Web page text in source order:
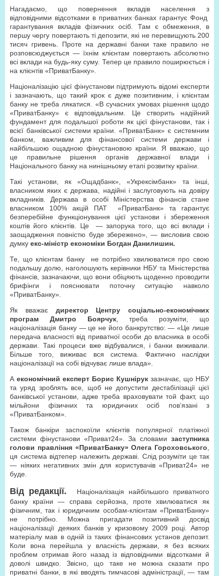
Нагадаємо, що повернення вкладів населення з
відповідними відсотками в приватних банках гарантує Фонд
гарантування вкладів фізичних осіб. Там є обмеження, в
першу чергу повертають ті депозити, які не перевищують 200
тисяч гривень. Проте на державні банки таке правило не
розповсюджується — їхнім клієнтам повертають абсолютно
всі вклади на будь-яку суму. Тепер це правило поширюється і
на клієнтів «ПриватБанку».
Націоналізацію цієї фінустанови підтримують відомі експерти
і зазначають, що такий крок є дуже позитивним, і клієнтам
банку не треба лякатися. «В сучасних умовах рішення щодо
«ПриватБанку» є відповідальним. Це створить надійний
фундамент для подальшої роботи як цієї фінустанови, так і
всієї банківської системи країни. «ПриватБанк» є системним
банком, важливим для фінансової системи держави і
найбільшою ощадною фінустановою країни. Я вважаю, що
це правильне рішення органів державної влади і
Національного банку на нинішньому етапі розвитку країни.
Такі установи, як «Ощадбанк», «Укрексімбанк» та інші,
власником яких є держава, надійні і заслуговують на довіру
вкладників. Держава в особі Міністерства фінансів стане
власником 100% акцій ПАТ «ПриватБанк» та гарантує
безперебійне функціонування цієї установи і збереження
коштів його клієнтів. Це — запорука того, що всі вклади і
заощадження повністю буде збережено», — висловив свою
думку екс-міністр економіки Богдан Данилишин.
Те, що клієнтам банку не потрібно хвилюватися про свою
подальшу долю, наголошують керівники НБУ та Міністерства
фінансів, зазначаючи, що вони обіцяють щоденно проводити
брифінги і пояснювати поточну ситуацію навколо
«ПриватБанку».
Як вважає директор Центру соціально-економічних
програм Дмитро Боярчук, треба розуміти, що
націоналізація банку — це не його банкрутство: — «Це лише
передача власності від приватної особи до власника в особі
держави. Такі процеси вже відбувалися, і банки виживали.
Більше того, виживає вся система. Фактично наслідки
націоналізації на собі відчуває лише влада».
А економічний експерт Борис Кушнірук зазначає, що НБУ
та уряд зроблять все, щоб не допустити дестабілізації цієї
банківської установи, адже треба враховувати той факт, що
мільйони фізичних та юридичних осіб пов’язані з
«ПриватБанком».
Також банкіри заспокоїли клієнтів популярної платіжної
системи фінустанови «Приват24». За словами заступника
голови правління «ПриватБанку» Олега Гороховського
ця система відтепер належить державі. Слід розуміти це так
— ніяких негативних змін для користувачів «Приват24» не
буде.
Від редакції.
Націоналізація найбільшого приватного
банку країни — справа серйозна, проте хвилюватися як
фізичним, так і юридичним особам-клієнтам «ПриватБанку»
не потрібно. Можна пригадати позитивний досвід
націоналізації деяких банків у кризовому 2009 році. Автор
матеріалу мав в одній із таких фінансових установ депозит.
Коли вона перейшла у власність держави, я без всяких
проблем отримав його назад із відповідними відсотками й
доволі швидко. Звісно, що таке не можна сказати про
приватні банки, в які вводять тимчасові адміністрації, — там